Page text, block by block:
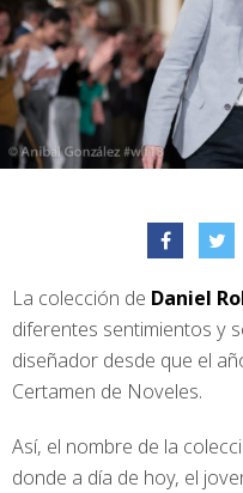
La colección de Daniel
diferentes sentimientos y
diseñador desde que el
Certamen de Noveles.
Así, el nombre de la
donde a día de hoy, el